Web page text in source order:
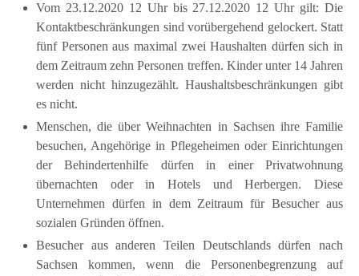
Vom 23.12.2020 12 Uhr bis 27.12.2020 12 Uhr gilt: Die
Kontaktbeschränkungen sind vorübergehend gelockert. Statt
fünf Personen aus maximal zwei Haushalten dürfen sich in
dem Zeitraum zehn Personen treffen. Kinder unter 14 Jahren
werden nicht hinzugezählt. Haushaltsbeschränkungen gibt
es nicht.
Menschen, die über Weihnachten in Sachsen ihre Familie
besuchen, Angehörige in Pflegeheimen oder Einrichtungen
der Behindertenhilfe dürfen in einer Privatwohnung
übernachten oder in Hotels und Herbergen. Diese
Unternehmen dürfen in dem Zeitraum für Besucher aus
sozialen Gründen öffnen.
Besucher aus anderen Teilen Deutschlands dürfen nach
Sachsen kommen, wenn die Personenbegrenzung auf